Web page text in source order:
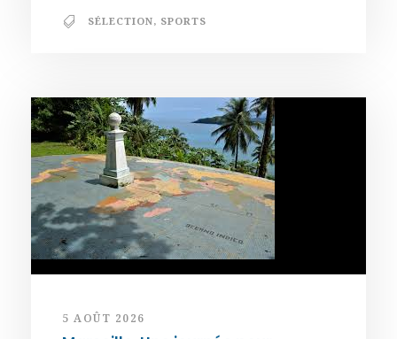
SÉLECTION, SPORTS
5 AOÛT 2026